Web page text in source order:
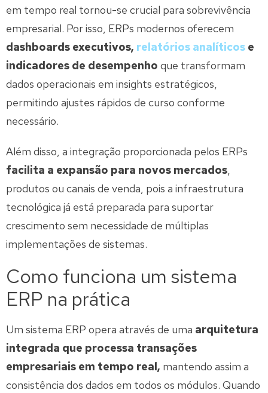
em tempo real tornou-se crucial para sobrevivência
empresarial. Por isso, ERPs modernos oferecem
dashboards executivos, relatórios analíticos e
indicadores de desempenho que transformam
dados operacionais em insights estratégicos,
permitindo ajustes rápidos de curso conforme
necessário.
Além disso, a integração proporcionada pelos ERPs
facilita a expansão para novos mercados
produtos ou canais de venda, pois a infraestrutura
tecnológica já está preparada para suportar
crescimento sem necessidade de múltiplas
implementações de sistemas.
Como funciona um sistema
ERP na prática
Um sistema ERP opera através de uma arquitetura
integrada que processa transações
empresariais em tempo real, mantendo assim a
consistência dos dados em todos os módulos. Quando